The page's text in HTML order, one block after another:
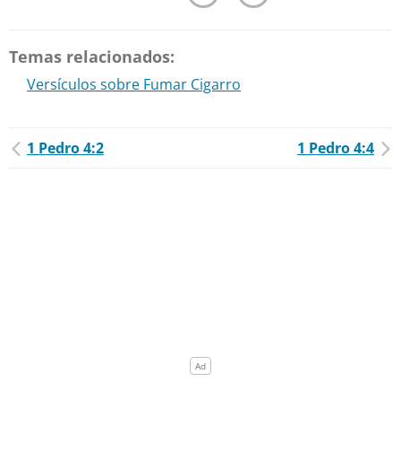
Temas relacionados:
Versículos sobre Fumar Cigarro
1 Pedro 4:2 1 Pedro 4:4